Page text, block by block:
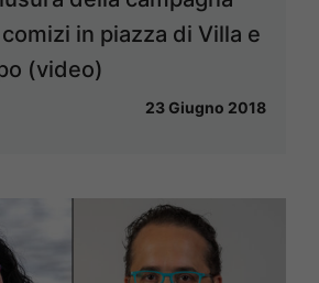
in piazza di Villa e
(video)
23 Giugno 2018